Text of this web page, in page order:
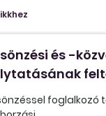
és -
foglalkozó